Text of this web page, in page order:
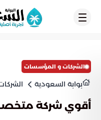
الشركات و المؤسسات
بوابة السعودية
أقوي شركة